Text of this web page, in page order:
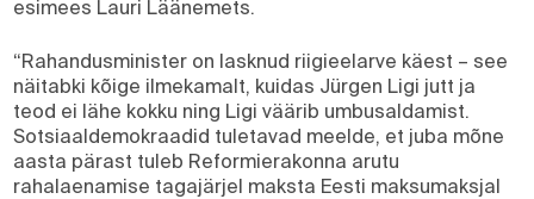
esimees Lauri Läänemets.
“Rahandusminister on lasknud riigieelarve käest – see
näitabki kõige ilmekamalt, kuidas Jürgen Ligi jutt ja
teod ei lähe kokku ning Ligi väärib umbusaldamist.
Sotsiaaldemokraadid tuletavad meelde, et juba mõne
aasta pärast tuleb Reformierakonna arutu
rahalaenamise tagajärjel maksta Eesti maksumaksjal